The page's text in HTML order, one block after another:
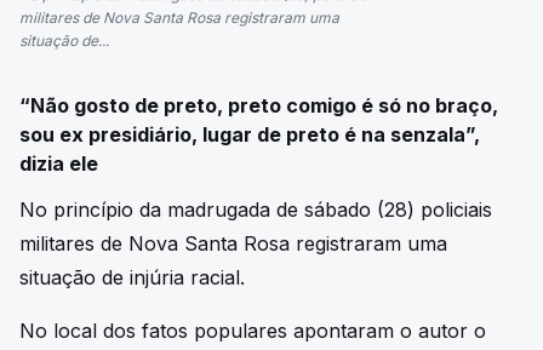
militares de Nova Santa Rosa registraram uma
situação de...
“Não gosto de preto, preto comigo é só no braço,
sou ex presidiário, lugar de preto é na senzala”,
dizia ele
No princípio da madrugada de sábado (28) policiais
militares de Nova Santa Rosa registraram uma
situação de injúria racial.
No local dos fatos populares apontaram o autor o